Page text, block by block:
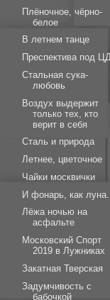
Плёночное, чёрно-
белое
В летнем танце
Преспектива под
Стальная сука-
любовь
Воздух выдержит
только тех, кто
верит в себя
Сталь и природа
Летнее, цветочное
Чайки москвички
И фонарь, как луна...
Лёжа ночью на
асфальте
Московский Спорт
2019 в Лужниках
Закатная Тверская
Задумчивость с
бабочкой